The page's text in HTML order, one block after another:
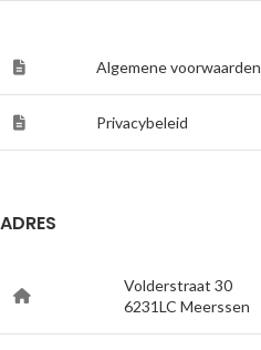
Algemene voorwaarden
Privacybeleid
ADRES
Volderstraat 30
6231LC Meerssen